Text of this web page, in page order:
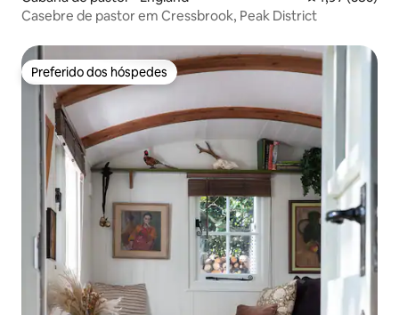
Casebre de pastor em Cressbrook, Peak District
Preferido dos hóspedes
Preferido dos hóspedes